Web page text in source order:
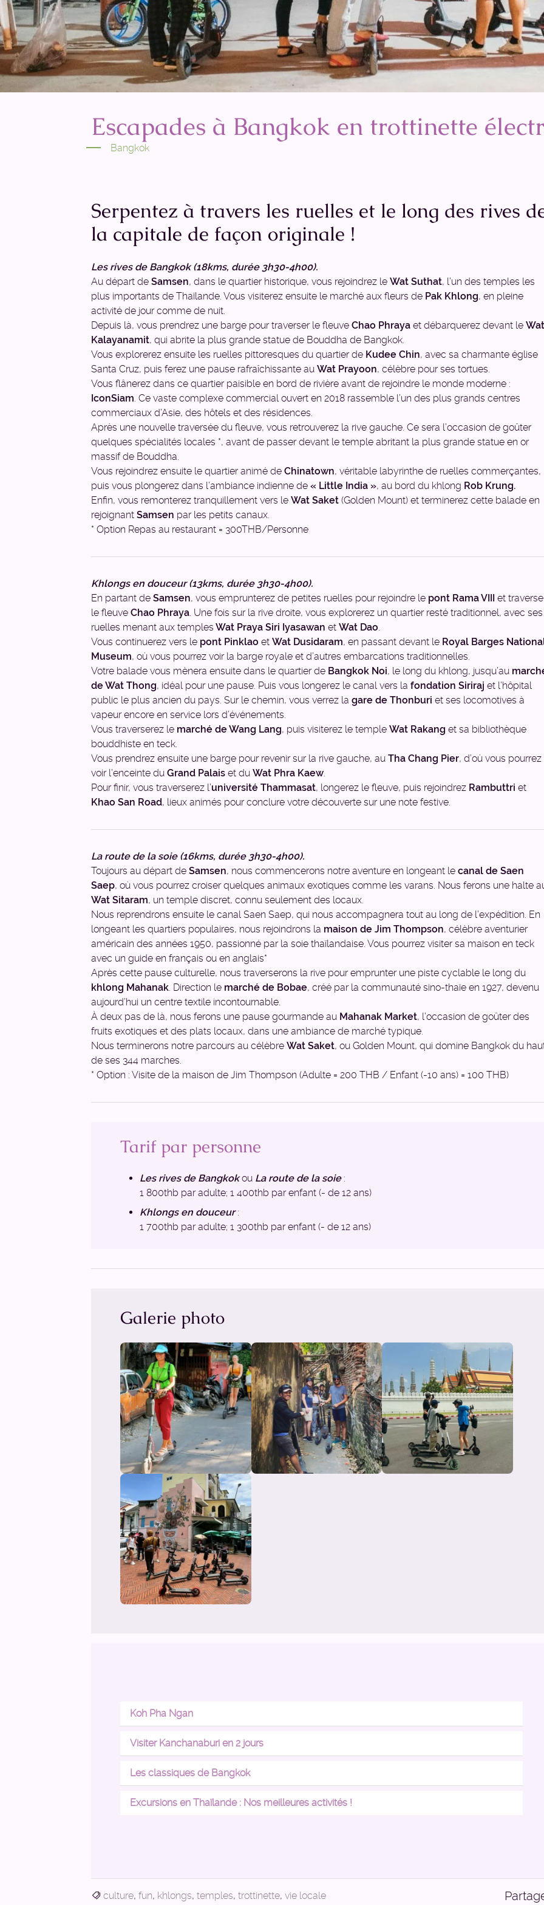
Escapades à Bangkok en trottinette
Bangkok
Serpentez à travers les ruelles et le long des rives
la capitale de façon originale !
Les rives de Bangkok (18kms, durée 3h30-4h00).
Au départ de Samsen, dans le quartier historique, vous rejoindrez le Wat Suthat, l’un des temples les
plus importants de Thaïlande. Vous visiterez ensuite le marché aux fleurs de Pak Khlong, en pleine
activité de jour comme de nuit.
Depuis là, vous prendrez une barge pour traverser le fleuve Chao Phraya et débarquerez devant le Wat
Kalayanamit, qui abrite la plus grande statue de Bouddha de Bangkok.
Vous explorerez ensuite les ruelles pittoresques du quartier de Kudee Chin, avec sa charmante église
Santa Cruz, puis ferez une pause rafraîchissante au Wat Prayoon, célèbre pour ses tortues.
Vous flânerez dans ce quartier paisible en bord de rivière avant de rejoindre le monde moderne :
IconSiam. Ce vaste complexe commercial ouvert en 2018 rassemble l’un des plus grands centres
commerciaux d’Asie, des hôtels et des résidences.
Après une nouvelle traversée du fleuve, vous retrouverez la rive gauche. Ce sera l’occasion de goûter
quelques spécialités locales *, avant de passer devant le temple abritant la plus grande statue en or
massif de Bouddha.
Vous rejoindrez ensuite le quartier animé de Chinatown, véritable labyrinthe de ruelles commerçantes,
puis vous plongerez dans l’ambiance indienne de « Little India », au bord du khlong Rob Krung.
Enfin, vous remonterez tranquillement vers le Wat Saket (Golden Mount) et terminerez cette balade en
rejoignant Samsen par les petits canaux.
* Option Repas au restaurant = 300THB/Personne
Khlongs en douceur (13kms, durée 3h30-4h00).
En partant de Samsen, vous emprunterez de petites ruelles pour rejoindre le pont Rama VIII et
le fleuve Chao Phraya. Une fois sur la rive droite, vous explorerez un quartier resté traditionnel, avec ses
ruelles menant aux temples Wat Praya Siri Iyasawan et Wat Dao.
Vous continuerez vers le pont Pinklao et Wat Dusidaram, en passant devant le Royal Barges
Museum, où vous pourrez voir la barge royale et d’autres embarcations traditionnelles.
Votre balade vous mènera ensuite dans le quartier de Bangkok Noi, le long du khlong, jusqu’au
de Wat Thong, idéal pour une pause. Puis vous longerez le canal vers la fondation Siriraj et l’hôpital
public le plus ancien du pays. Sur le chemin, vous verrez la gare de Thonburi et ses locomotives à
vapeur encore en service lors d’événements.
Vous traverserez le marché de Wang Lang, puis visiterez le temple Wat Rakang et sa bibliothèque
bouddhiste en teck.
Vous prendrez ensuite une barge pour revenir sur la rive gauche, au Tha Chang Pier, d’où vous pourrez
voir l’enceinte du Grand Palais et du Wat Phra Kaew.
Pour finir, vous traverserez l’université Thammasat, longerez le fleuve, puis rejoindrez Rambuttri et
Khao San Road, lieux animés pour conclure votre découverte sur une note festive.
La route de la soie (16kms, durée 3h30-4h00).
Toujours au départ de Samsen, nous commencerons notre aventure en longeant le canal de Saen
Saep, où vous pourrez croiser quelques animaux exotiques comme les varans. Nous ferons une halte
Wat Sitaram, un temple discret, connu seulement des locaux.
Nous reprendrons ensuite le canal Saen Saep, qui nous accompagnera tout au long de l’expédition. En
longeant les quartiers populaires, nous rejoindrons la maison de Jim Thompson, célèbre aventurier
américain des années 1950, passionné par la soie thaïlandaise. Vous pourrez visiter sa maison en teck
avec un guide en français ou en anglais*
Après cette pause culturelle, nous traverserons la rive pour emprunter une piste cyclable le long du
khlong Mahanak. Direction le marché de Bobae, créé par la communauté sino-thaïe en 1927, devenu
aujourd’hui un centre textile incontournable.
À deux pas de là, nous ferons une pause gourmande au Mahanak Market, l’occasion de goûter des
fruits exotiques et des plats locaux, dans une ambiance de marché typique.
Nous terminerons notre parcours au célèbre Wat Saket, ou Golden Mount, qui domine Bangkok du
de ses 344 marches.
* Option : Visite de la maison de Jim Thompson (Adulte = 200 THB / Enfant (-10 ans) = 100 THB)
Tarif par personne
Les rives de Bangkokou La route de la soie:
1 800thb par adulte; 1 400thb par enfant (- de 12 ans)
Khlongs en douceur:
1 700thb par adulte; 1 300thb par enfant (- de 12 ans)
Galerie photo
Koh Pha Ngan
Visiter Kanchanaburi en 2 jours
Les classiques de Bangkok
Excursions en Thaïlande : Nos meilleures activités !
culture, fun, khlongs, temples, trottinette, vie locale